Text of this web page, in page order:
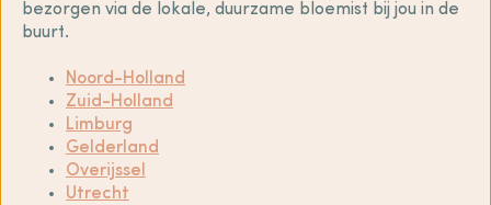
bezorgen via de lokale, duurzame bloemist bij jou in de
buurt.
Noord-Holland
Zuid-Holland
Limburg
Gelderland
Overijssel
Utrecht